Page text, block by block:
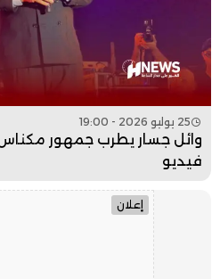
25 يوليو 2026 - 19:00
وائل جسار يطرب جمهور
فيديو
إعلان